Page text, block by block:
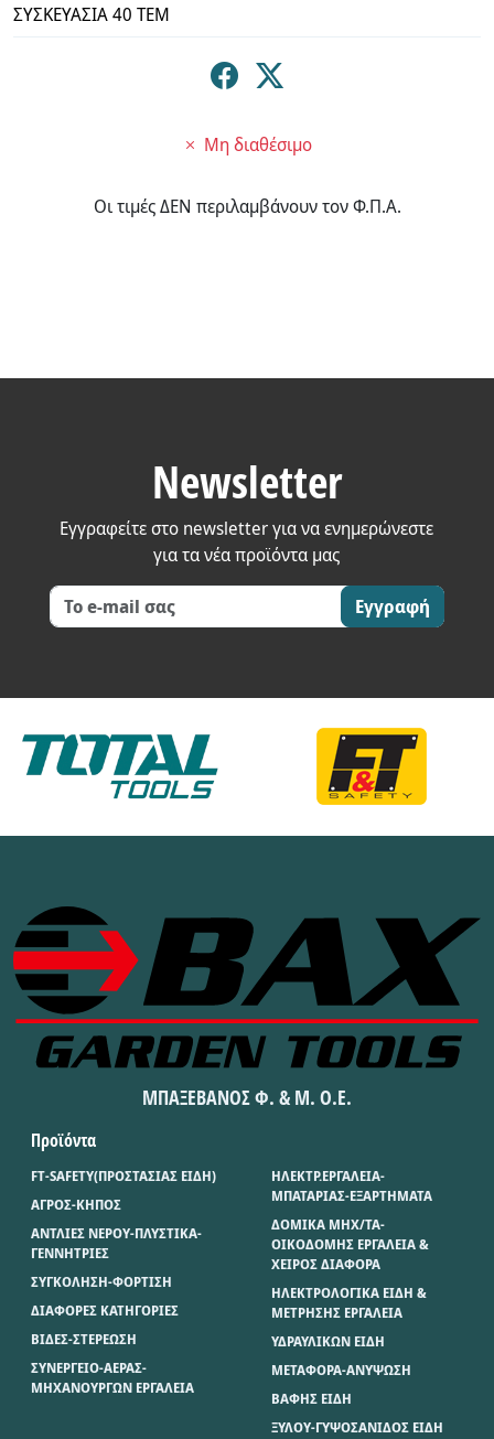
ΣΥΣΚΕΥΑΣΙΑ 40 ΤΕΜ
Μη διαθέσιμο
Οι τιμές ΔΕΝ περιλαμβάνουν τον Φ.Π.Α.
Newsletter
Εγγραφείτε στο newsletter για να ενημερώνεστε
για τα νέα προϊόντα μας
Εγγραφή
ΜΠΑΞΕΒΑΝΟΣ Φ. & Μ. Ο.Ε.
Προϊόντα
FT-SAFETY(ΠΡΟΣΤΑΣΙΑΣ ΕΙΔΗ)
ΑΓΡΟΣ-ΚΗΠΟΣ
ΑΝΤΛΙΕΣ ΝΕΡΟΥ-ΠΛΥΣΤΙΚΑ-
ΓΕΝΝΗΤΡΙΕΣ
ΣΥΓΚΟΛΗΣΗ-ΦΟΡΤΙΣΗ
ΔΙΑΦΟΡΕΣ ΚΑΤΗΓΟΡΙΕΣ
ΒΙΔΕΣ-ΣΤΕΡΕΩΣΗ
ΣΥΝΕΡΓΕΙΟ-ΑΕΡΑΣ-
ΜΗΧΑΝΟΥΡΓΩΝ ΕΡΓΑΛΕΙΑ
ΗΛΕΚΤΡ.ΕΡΓΑΛΕΙΑ-
ΜΠΑΤΑΡΙΑΣ-ΕΞΑΡΤΗΜΑΤΑ
ΔΟΜΙΚΑ ΜΗΧ/ΤΑ-
ΟΙΚΟΔΟΜΗΣ ΕΡΓΑΛΕΙΑ &
ΧΕΙΡΟΣ ΔΙΑΦΟΡΑ
ΗΛΕΚΤΡΟΛΟΓΙΚΑ ΕΙΔΗ &
ΜΕΤΡΗΣΗΣ ΕΡΓΑΛΕΙΑ
ΥΔΡΑΥΛΙΚΩΝ ΕΙΔΗ
ΜΕΤΑΦΟΡΑ-ΑΝΥΨΩΣΗ
ΒΑΦΗΣ ΕΙΔΗ
ΞΥΛΟΥ-ΓΥΨΟΣΑΝΙΔΟΣ ΕΙΔΗ